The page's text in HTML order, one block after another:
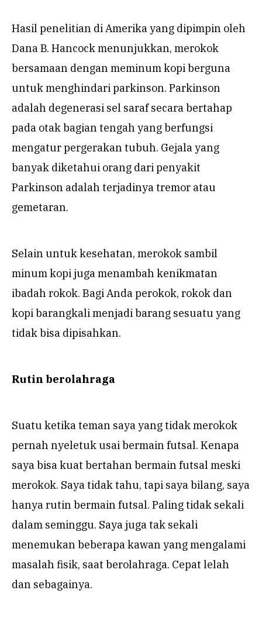
Hasil penelitian di Amerika yang dipimpin oleh
Dana B. Hancock menunjukkan, merokok
bersamaan dengan meminum kopi berguna
untuk menghindari parkinson. Parkinson
adalah degenerasi sel saraf secara bertahap
pada otak bagian tengah yang berfungsi
mengatur pergerakan tubuh. Gejala yang
banyak diketahui orang dari penyakit
Parkinson adalah terjadinya tremor atau
gemetaran.
Selain untuk kesehatan, merokok sambil
minum kopi juga menambah kenikmatan
ibadah rokok. Bagi Anda perokok, rokok dan
kopi barangkali menjadi barang sesuatu yang
tidak bisa dipisahkan.
Rutin berolahraga
Suatu ketika teman saya yang tidak merokok
pernah nyeletuk usai bermain futsal. Kenapa
saya bisa kuat bertahan bermain futsal meski
merokok. Saya tidak tahu, tapi saya bilang, saya
hanya rutin bermain futsal. Paling tidak sekali
dalam seminggu. Saya juga tak sekali
menemukan beberapa kawan yang mengalami
masalah fisik, saat berolahraga. Cepat lelah
dan sebagainya.